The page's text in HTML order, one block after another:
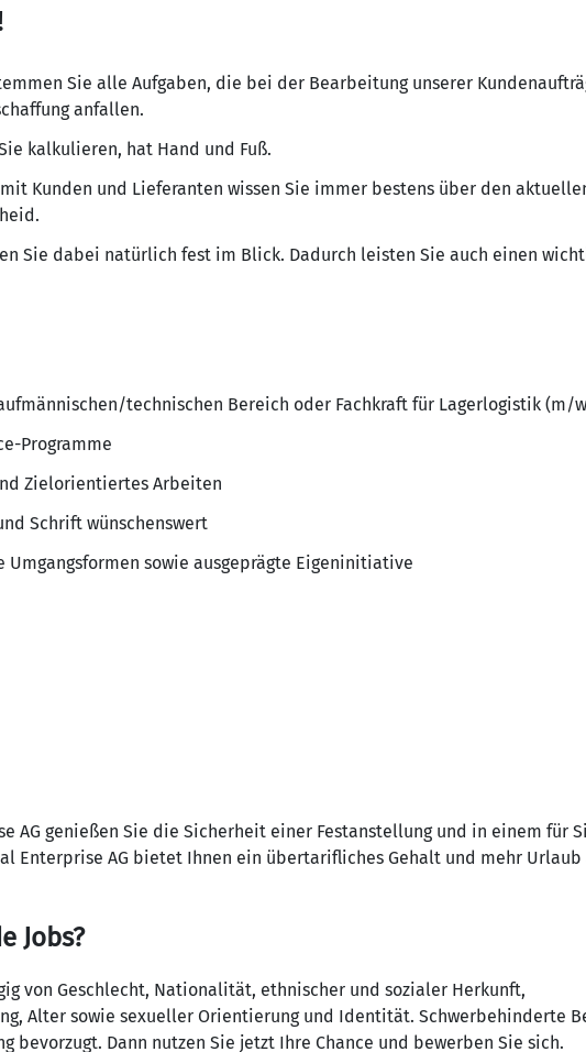
Sie alle Aufgaben, die bei der Bearbeitung unserer
anfallen.
kalkulieren, hat Hand und Fuß.
Kunden und Lieferanten wissen Sie immer bestens über den
Sie dabei natürlich fest im Blick. Dadurch leisten Sie auch einen
technischen Bereich oder Fachkraft für Lagerlogistik (m/
Programme
Zielorientiertes Arbeiten
Schrift wünschenswert
sowie ausgeprägte Eigeninitiative
AG genießen Sie die Sicherheit einer Festanstellung und in einem für
Enterprise AG bietet Ihnen ein übertarifliches Gehalt und mehr Urlaub
Jobs?
von Geschlecht, Nationalität, ethnischer und sozialer Herkunft,
Alter sowie sexueller Orientierung und Identität. Schwerbehinderte
bevorzugt. Dann nutzen Sie jetzt Ihre Chance und bewerben Sie sich.